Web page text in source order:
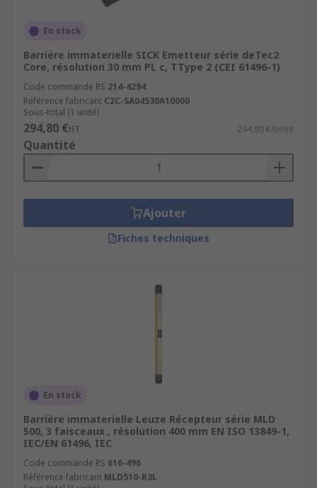
En stock
Barrière immaterielle SICK Emetteur série deTec2
Core, résolution 30 mm PL c, TType 2 (CEI 61496-1)
Code commande RS 214-4294
Référence fabricant C2C-SA04530A10000
Sous-total (1 unité)
294,80 €HT 294,80 €/unité
Quantité
Ajouter
Fiches techniques
En stock
Barrière immaterielle Leuze Récepteur série MLD
500, 3 faisceaux , résolution 400 mm EN ISO 13849-1,
IEC/EN 61496, IEC
Code commande RS 616-496
Référence fabricant MLD510-R3L